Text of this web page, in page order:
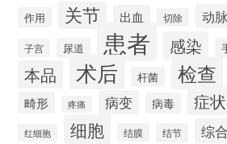
作用 关节 出血 切除 动脉
子宫 尿道 患者 感染
本品 术后 杆菌 检查
畸形 疼痛 病变 病毒 症状
红细胞 细胞 结膜 结节 综